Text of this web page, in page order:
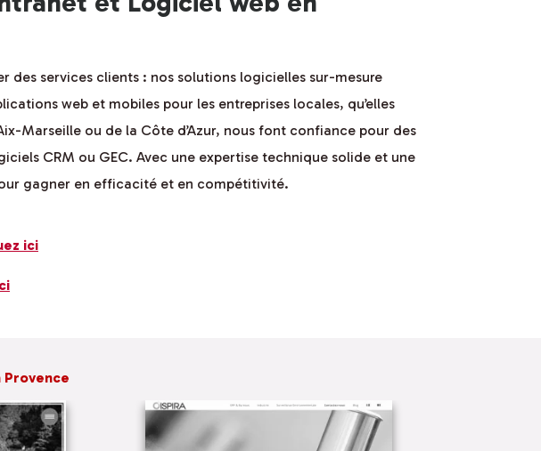
services clients : nos solutions logicielles sur-mesure
web et mobiles pour les entreprises locales, qu’elles
Marseille ou de la Côte d’Azur, nous font confiance pour des
CRM ou GEC. Avec une expertise technique solide et une
gagner en efficacité et en compétitivité.
ici
Provence